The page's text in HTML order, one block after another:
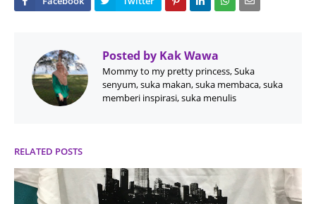
Posted by Kak Wawa
Mommy to my pretty princess, Suka
senyum, suka makan, suka membaca, suka
memberi inspirasi, suka menulis
RELATED POSTS